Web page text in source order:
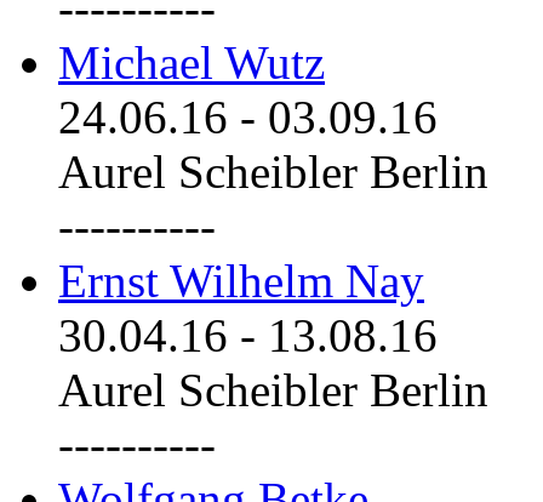
Michael Wutz
24.06.16 - 03.09.16
Aurel Scheibler Berlin
----------
Ernst Wilhelm Nay
30.04.16 - 13.08.16
Aurel Scheibler Berlin
----------